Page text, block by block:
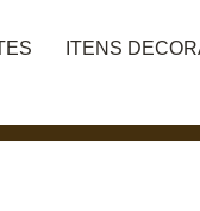
ITENS